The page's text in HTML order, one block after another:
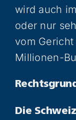
wird auch
oder nur
vom
Millionen-
Die